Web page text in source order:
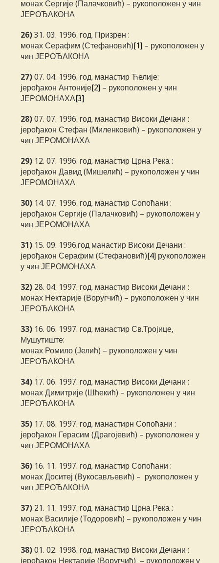
монах Сергије (Палачковић) – рукоположен у чин
ЈЕРОЂАКОНА
26) 31. 03. 1996. год. Призрен :
монах Серафим (Стефановић) [1] – рукоположен у
чин ЈЕРОЂАКОНА
27) 07. 04. 1996. год. манастир Ћелије:
јерођакон Антоније[2] – рукоположен у чин
ЈЕРОМОНАХА[3]
28) 07. 07. 1996. год. манастир Високи Дечани :
јерођакон Стефан (Миленковић) – рукоположен у
чин ЈЕРОМОНАХА
29) 12. 07. 1996. год. манастир Црна Река :
јерођакон Давид (Мишелић) – рукоположен у чин
ЈЕРОМОНАХА
30) 14. 07. 1996. год. манастир Сопоћани :
јерођакон Сергије (Палачковић) – рукоположен у
чин ЈЕРОМОНАХА
31) 15. 09. 1996.год манастир Високи Дечани :
јерођакон Серафим (Стефановић) [4] рукоположен
у чин ЈЕРОМОНАХА
32) 28. 04. 1997. год. манастир Високи Дечани :
монах Нектарије (Воругчић) – рукоположен у чин
ЈЕРОЂАКОНА
33) 16. 06. 1997. год. манастир Св.Тројице,
Мушутиште:
монах Ромило (Јелић) – рукоположен у чин
ЈЕРОЂАКОНА
34) 17. 06. 1997. год. манастир Високи Дечани :
монах Димитрије (Шћекић) – рукоположен у чин
ЈЕРОЂАКОНА
35) 17. 08. 1997. год. манастирн Сопоћани :
јерођакон Герасим (Драгојевић) – рукоположен у
чин ЈЕРОМОНАХА
36) 16. 11. 1997. год. манастир Сопоћани :
монах Доситеј (Вукосављевић) – рукоположен у
чин ЈЕРОЂАКОНА
37) 21. 11. 1997. год. манастир Црна Река :
монах Василије (Тодоровић) – рукоположен у чин
ЈЕРОЂАКОНА
38) 01. 02. 1998. год. манастир Високи Дечани :
јерођакон Нектарије (Воругчић) – рукоположен у